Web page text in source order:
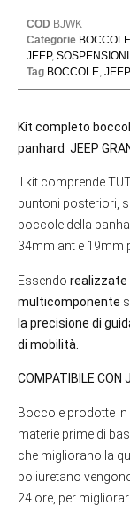
COD BJWK
Categorie BOCCOLE
JEEP, SOSPENSIONI
Tag BOCCOLE, JEEP
Kit completo
panhard JEEP
Il kit comprende
puntoni posteriori,
boccole della
34mm ant e 19mm
Essendo realizzate
multicomponente
la precisione di
di mobilità.
COMPATIBILE CON
Boccole prodotte
materie prime di
che migliorano la
poliuretano
24 ore, per